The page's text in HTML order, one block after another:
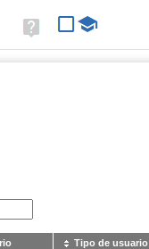
avanzada
Ayuda
(en
Tipo de usuario